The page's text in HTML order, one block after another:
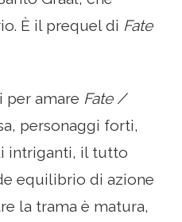
È il prequel di Fate
per amare Fate /
personaggi forti,
intriganti, il tutto
equilibrio di azione
la trama è matura,